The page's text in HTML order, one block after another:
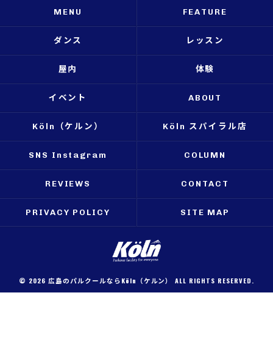
MENU FEATURE
ダンス レッスン
屋内 体験
イベント ABOUT
Köln（ケルン） Köln スパイラル店
SNS Instagram COLUMN
REVIEWS CONTACT
PRIVACY POLICY SITE MAP
© 2026 広島のパルクールならKöln（ケルン） ALL RIGHTS RESERVED.